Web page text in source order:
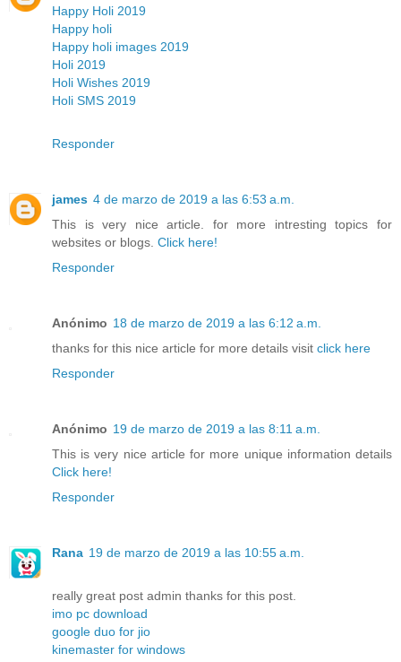
Happy Holi 2019
Happy holi
Happy holi images 2019
Holi 2019
Holi Wishes 2019
Holi SMS 2019
Responder
james 4 de marzo de 2019 a las 6:53 a.m.
This is very nice article. for more intresting topics for
websites or blogs. Click here!
Responder
Anónimo 18 de marzo de 2019 a las 6:12 a.m.
thanks for this nice article for more details visit click here
Responder
Anónimo 19 de marzo de 2019 a las 8:11 a.m.
This is very nice article for more unique information details
Click here!
Responder
Rana 19 de marzo de 2019 a las 10:55 a.m.
really great post admin thanks for this post.
imo pc download
google duo for jio
kinemaster for windows